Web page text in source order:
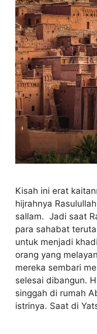
Kisah ini erat
hijrahnya
sallam. Jadi saat
para sahabat
untuk menjadi
orang yang
mereka sembari
selesai dibangun.
singgah di rumah
istrinya. Saat di